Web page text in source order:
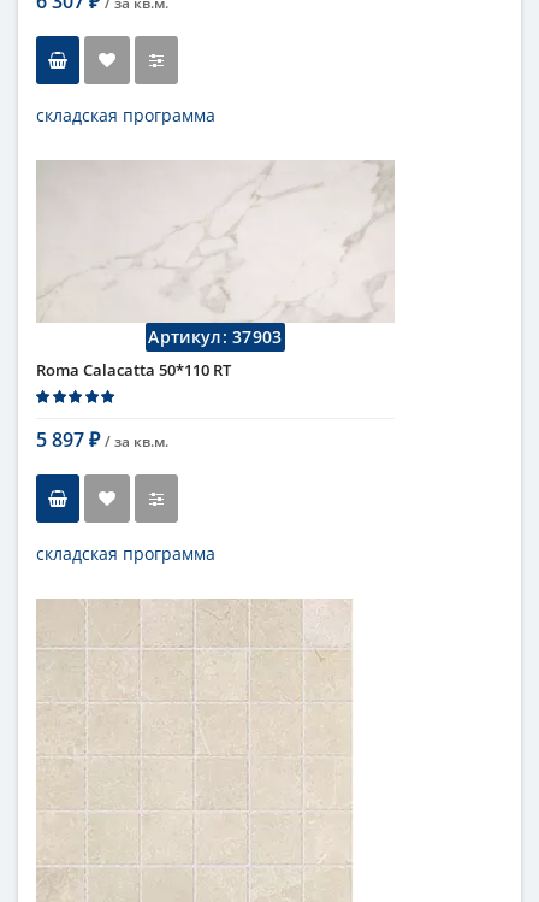
складская программа
с узорами
кремовый
Италия
матовая
Fap Ceramiche
Артикул:37903
Roma Calacatta 50*110 RT
5 897 ₽ / за кв.м.
складская программа
Длина
110 см
Высота
50 см
Рисунок
Цвет кремовый, светлый
Страна
Италия
Поверхность
матовая
Коллекция
Fap Ceramiche